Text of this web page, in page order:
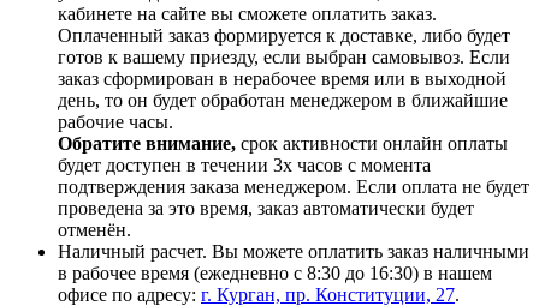
кабинете на сайте вы сможете оплатить заказ.
Оплаченный заказ формируется к доставке, либо будет
готов к вашему приезду, если выбран самовывоз. Если
заказ сформирован в нерабочее время или в выходной
день, то он будет обработан менеджером в ближайшие
рабочие часы.
Обратите внимание, срок активности онлайн оплаты
будет доступен в течении 3х часов с момента
подтверждения заказа менеджером. Если оплата не будет
проведена за это время, заказ автоматически будет
отменён.
Наличный расчет. Вы можете оплатить заказ наличными
в рабочее время (ежедневно с 8:30 до 16:30) в нашем
офисе по адресу: г. Курган, пр. Конституции, 27.